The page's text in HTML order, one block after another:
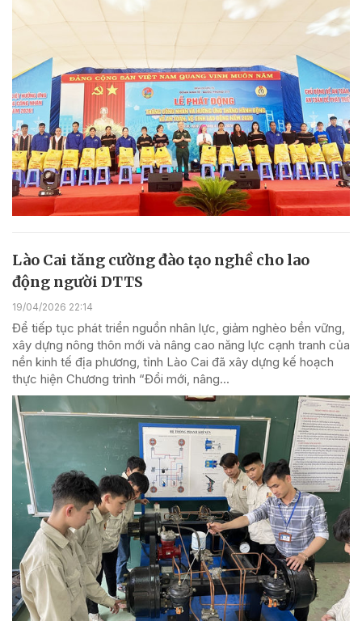
Lào Cai tăng cường đào tạo nghề cho lao
động người DTTS
19/04/2026 22:14
Để tiếp tục phát triển nguồn nhân lực, giảm nghèo bền vững,
xây dựng nông thôn mới và nâng cao năng lực cạnh tranh của
nền kinh tế địa phương, tỉnh Lào Cai đã xây dựng kế hoạch
thực hiện Chương trình “Đổi mới, nâng...